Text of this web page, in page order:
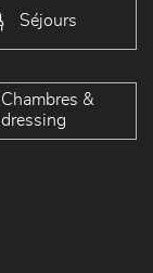
Séjours
Chambres &
dressing